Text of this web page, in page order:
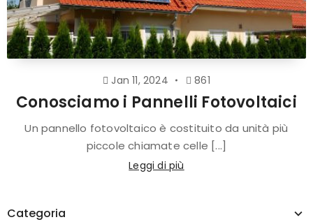
Jan 11, 2024 861
Conosciamo i Pannelli Fotovoltaici
Un pannello fotovoltaico è costituito da unità più
piccole chiamate celle [...]
Leggi di più
Categoria